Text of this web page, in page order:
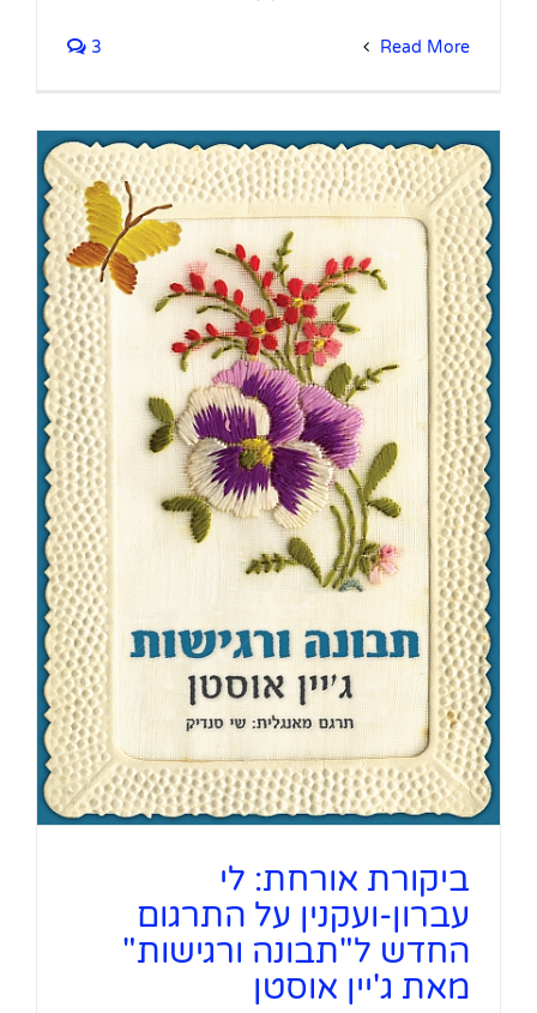
Read More
3
ביקורת אורחת: לי
עברון-ועקנין על התרגום
החדש ל"תבונה ורגישות"
מאת ג'יין אוסטן